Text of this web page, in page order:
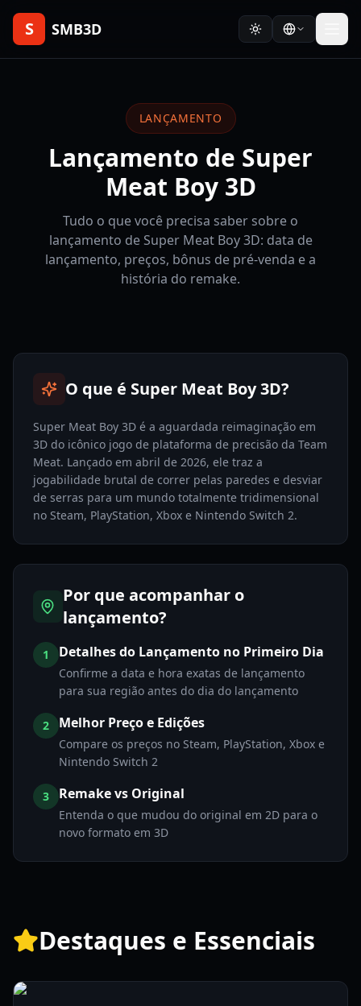
S SMB3D
LANÇAMENTO
Lançamento de Super
Meat Boy 3D
Tudo o que você precisa saber sobre o
lançamento de Super Meat Boy 3D: data de
lançamento, preços, bônus de pré-venda e a
história do remake.
O que é Super Meat Boy 3D?
Super Meat Boy 3D é a aguardada reimaginação em
3D do icônico jogo de plataforma de precisão da Team
Meat. Lançado em abril de 2026, ele traz a
jogabilidade brutal de correr pelas paredes e desviar
de serras para um mundo totalmente tridimensional
no Steam, PlayStation, Xbox e Nintendo Switch 2.
Por que acompanhar o
lançamento?
1 Detalhes do Lançamento no Primeiro Dia
Confirme a data e hora exatas de lançamento
para sua região antes do dia do lançamento
2 Melhor Preço e Edições
Compare os preços no Steam, PlayStation, Xbox e
Nintendo Switch 2
3 Remake vs Original
Entenda o que mudou do original em 2D para o
novo formato em 3D
Destaques e Essenciais